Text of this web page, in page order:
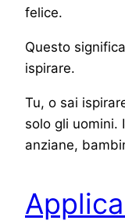
felice.
Questo
ispirare.
Tu, o sai
solo gli uomini.
anziane,